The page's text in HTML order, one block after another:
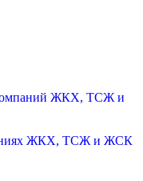
ЖКХ, ТСЖ и
ЖКХ, ТСЖ и ЖСК